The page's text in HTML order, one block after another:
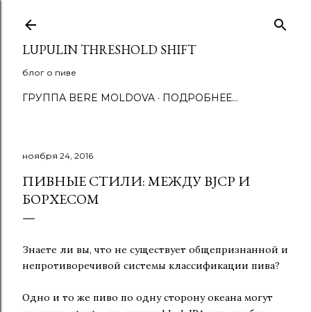
LUPULIN THRESHOLD SHIFT
блог о пиве
ГРУППА BERE MOLDOVA ПОДРОБНЕЕ…
ноября 24, 2016
ПИВНЫЕ СТИЛИ: МЕЖДУ BJCP И
БОРХЕСОМ
Знаете ли вы, что не существует общепризнанной и
непротиворечивой системы классификации пива?
Одно и то же пиво по одну сторону океана могут